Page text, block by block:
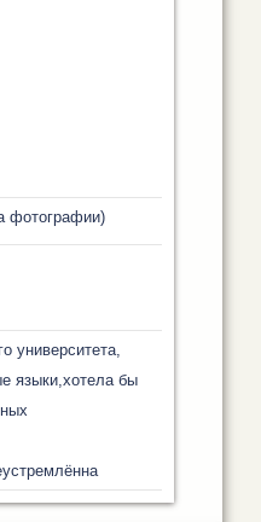
фотографии)
университета,
языки,хотела бы